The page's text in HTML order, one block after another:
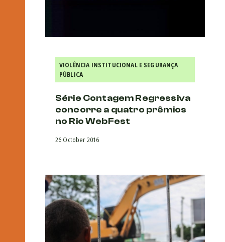
VIOLÊNCIA INSTITUCIONAL E SEGURANÇA
PÚBLICA
Série Contagem Regressiva
concorre a quatro prêmios
no Rio WebFest
26 October 2016